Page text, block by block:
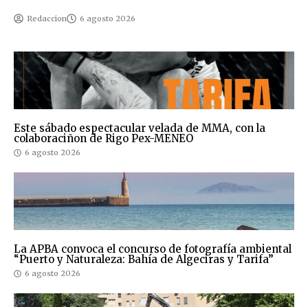
Redaccion 6 agosto 2026
Este sábado espectacular velada de MMA, con la
colaboraciñon de Rigo Pex-MENEO
6 agosto 2026
La APBA convoca el concurso de fotografía ambiental
“Puerto y Naturaleza: Bahía de Algeciras y Tarifa”
6 agosto 2026